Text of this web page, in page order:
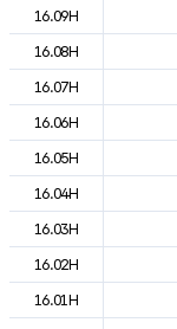
16.09H
16.08H
16.07H
16.06H
16.05H
16.04H
16.03H
16.02H
16.01H